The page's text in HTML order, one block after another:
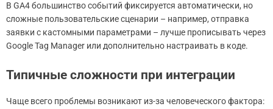
В GA4 большинство событий фиксируется автоматически, но
сложные пользовательские сценарии – например, отправка
заявки с кастомными параметрами – лучше прописывать через
Google Tag Manager или дополнительно настраивать в коде.
Типичные сложности при интеграции
Чаще всего проблемы возникают из-за человеческого фактора: